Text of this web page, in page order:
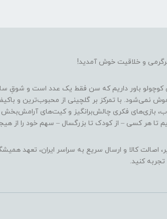
و خلاقیت خوش آمدید!
کوچولو باور داریم که سن فقط یک عدد است و شوقِ
نمی‌شود. با تمرکز بر گلچینی از محبوب‌ترین و
بازی‌های فکری چالش‌برانگیز و کیت‌های آرامش‌بخش
تا هر کسی – از کودک تا بزرگسال – سهم خود را از
اصالت کالا و ارسال سریع به سراسر ایران، تعهد
کنید.